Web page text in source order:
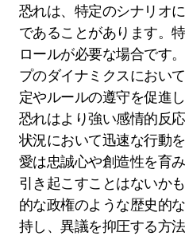
恐れは、特定のシナリオ
であることがあります。
ロールが必要な場合です
プのダイナミクスにおい
定やルールの遵守を促進
恐れはより強い感情的反
状況において迅速な行動
愛は忠誠心や創造性を育
引き起こすことはないか
的な政権のような歴史的
持し、異議を抑圧する方